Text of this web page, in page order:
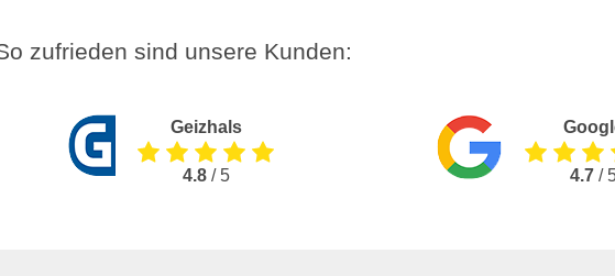
zufrieden sind unsere Kunden:
Geizhals
4.8/ 5 4.7/